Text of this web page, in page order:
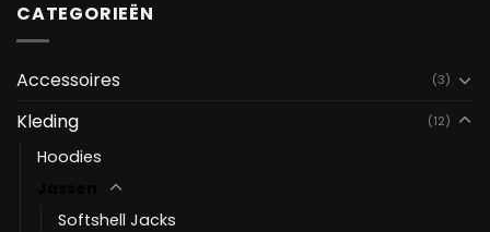
CATEGORIEËN
Accessoires (3)
Kleding (12)
Hoodies
Softshell Jacks